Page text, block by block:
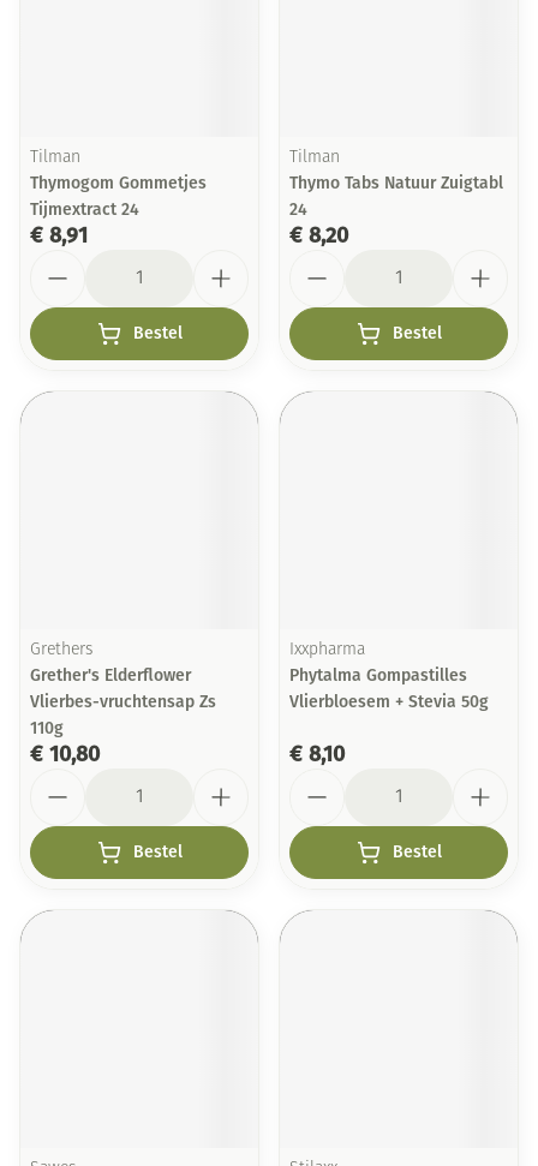
Tilman
Thymogom Gommetjes
Tijmextract 24
€ 8,91
Bestel
Tilman
Thymo Tabs Natuur Zuigtabl
24
€ 8,20
Bestel
Grethers
Grether's Elderflower
Vlierbes-vruchtensap Zs
110g
€ 10,80
Bestel
Ixxpharma
Phytalma Gompastilles
Vlierbloesem + Stevia 50g
€ 8,10
Bestel